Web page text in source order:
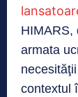
HIMARS,
armata
contextul